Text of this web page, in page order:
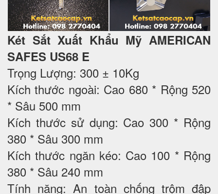
Két Sắt Xuất Khẩu Mỹ AMERICAN
SAFES US68 E
Trọng Lượng: 300 ± 10Kg
Kích thước ngoài: Cao 680 * Rộng 520
* Sâu 500 mm
Kích thước sử dụng: Cao 300 * Rộng
380 * Sâu 300 mm
Kích thước ngăn kéo: Cao 100 * Rộng
380 * Sâu 240 mm
Tính năng: An toàn chống trộm đập